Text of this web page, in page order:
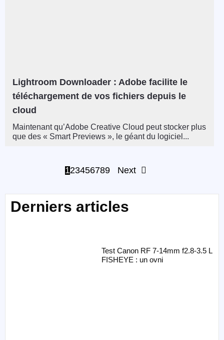
Lightroom Downloader : Adobe facilite le
téléchargement de vos fichiers depuis le
cloud
Maintenant qu’Adobe Creative Cloud peut stocker plus
que des « Smart Previews », le géant du logiciel...
123456789 Next
Derniers articles
Test Canon RF 7-14mm f2.8-3.5 L
FISHEYE : un ovni